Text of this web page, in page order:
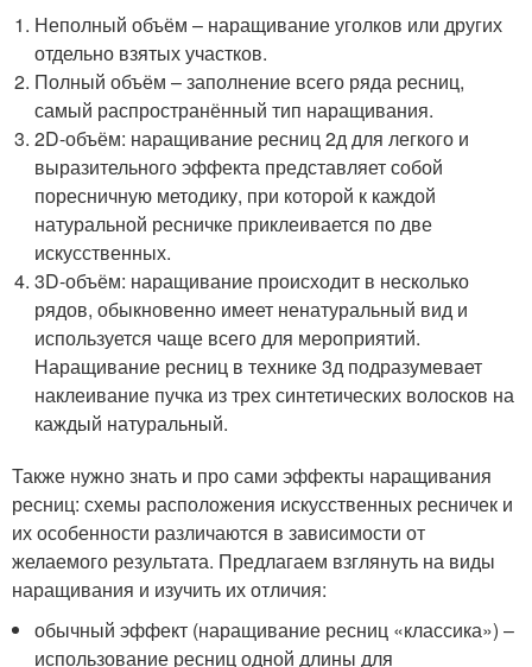
Неполный объём – наращивание уголков или других
отдельно взятых участков.
Полный объём – заполнение всего ряда ресниц,
самый распространённый тип наращивания.
2D-объём: наращивание ресниц 2д для легкого и
выразительного эффекта представляет собой
поресничную методику, при которой к каждой
натуральной ресничке приклеивается по две
искусственных.
3D-объём: наращивание происходит в несколько
рядов, обыкновенно имеет ненатуральный вид и
используется чаще всего для мероприятий.
Наращивание ресниц в технике 3д подразумевает
наклеивание пучка из трех синтетических волосков на
каждый натуральный.
Также нужно знать и про сами эффекты наращивания
ресниц: схемы расположения искусственных ресничек и
их особенности различаются в зависимости от
желаемого результата. Предлагаем взглянуть на виды
наращивания и изучить их отличия:
обычный эффект (наращивание ресниц «классика») –
использование ресниц одной длины для